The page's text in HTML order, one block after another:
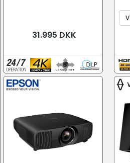
31.995 DKK